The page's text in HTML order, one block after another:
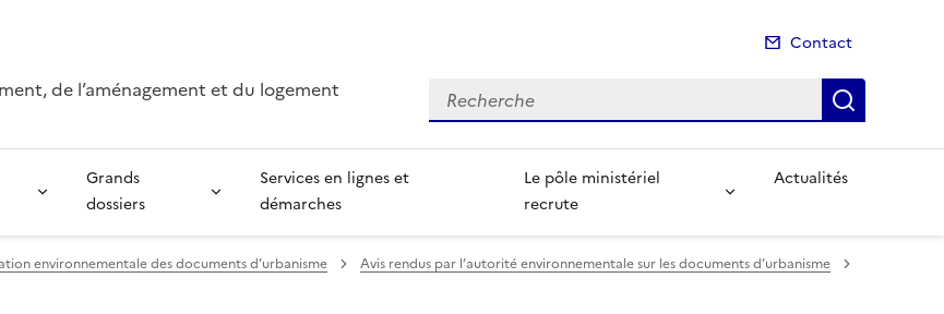
de l’aménagement et du logement
Contact
Recherche
Grands
dossiers
Services en lignes et
démarches
Le pôle ministériel
recrute
Actualités
environnementale des documents d’urbanisme
Avis rendus par l’autorité environnementale sur les documents d’urbanisme